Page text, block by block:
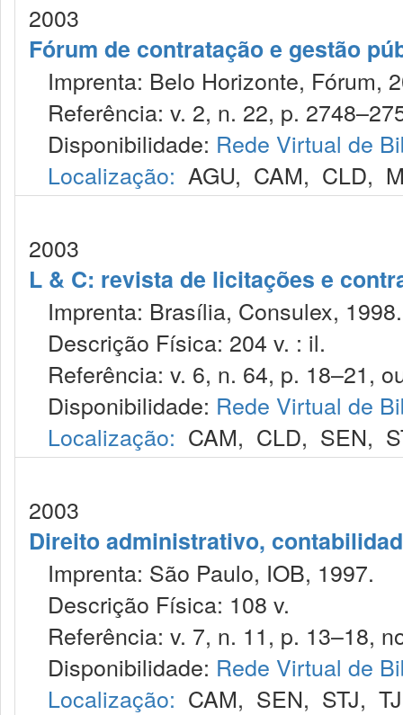
2003
Fórum de contratação e gestão
Imprenta: Belo Horizonte, Fórum,
Referência: v. 2, n. 22, p.
Disponibilidade: Rede Virtual de
Localização: AGU, CAM, CLD,
2003
L & C: revista de licitações e
Imprenta: Brasília, Consulex, 1998.
Descrição Física: 204 v. : il.
Referência: v. 6, n. 64, p. 18–21,
Disponibilidade: Rede Virtual de
Localização: CAM, CLD, SEN,
2003
Direito administrativo,
Imprenta: São Paulo, IOB, 1997.
Descrição Física: 108 v.
Referência: v. 7, n. 11, p. 13–18,
Disponibilidade: Rede Virtual de
Localização: CAM, SEN, STJ,